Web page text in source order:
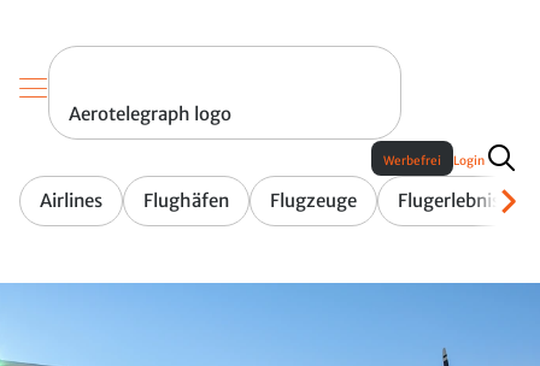
Aerotelegraph logo
Airlines Flughäfen Flugzeuge Flugerlebnis
Werbefrei Login